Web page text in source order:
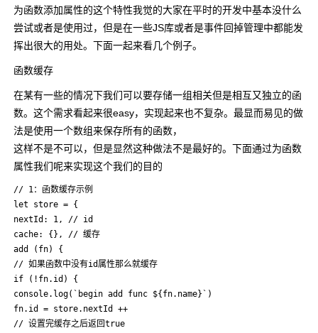
为函数添加属性的这个特性我觉的大家在平时的开发中基本没什么
尝试或者是使用过，但是在一些JS库或者是事件回掉管理中都能发
挥出很大的用处。下面一起来看几个例子。
函数缓存
在某有一些的情况下我们可以要存储一组相关但是相互又独立的函
数。这个需求看起来很easy，实现起来也不复杂。最显而易见的做
法是使用一个数组来保存所有的函数，
这样不是不可以，但是显然这种做法不是最好的。下面通过为函数
属性我们呢来实现这个我们的目的
// 1：函数缓存示例
let store = {
nextId: 1, // id
cache: {}, // 缓存
add (fn) {
// 如果函数中没有id属性那么就缓存
if (!fn.id) {
console.log(`begin add func ${fn.name}`)
fn.id = store.nextId ++
// 设置完缓存之后返回true